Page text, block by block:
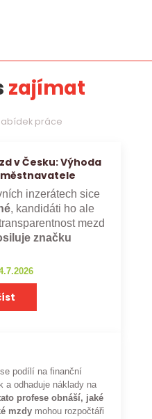
zajímat
práce
v Česku: Výhoda
inzerátech sice
, kandidáti ho ale
mezd
značku
se podílí na finanční
a odhaduje náklady na
profese obnáší, jaké
mzdy mohou rozpočtáři